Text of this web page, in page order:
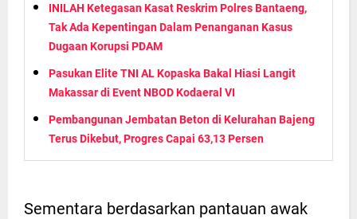
INILAH Ketegasan Kasat Reskrim Polres Bantaeng,
Tak Ada Kepentingan Dalam Penanganan Kasus
Dugaan Korupsi PDAM
Pasukan Elite TNI AL Kopaska Bakal Hiasi Langit
Makassar di Event NBOD Kodaeral VI
Pembangunan Jembatan Beton di Kelurahan Bajeng
Terus Dikebut, Progres Capai 63,13 Persen
Sementara berdasarkan pantauan awak